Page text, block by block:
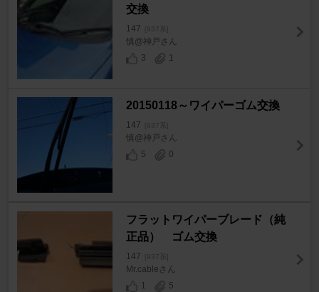
交換
147 [937系]
慎@神戸さん
3
1
20150118～ワイパーゴム交換
147 [937系]
慎@神戸さん
5
0
フラットワイパーブレード（純
正品） ゴム交換
147 [937系]
Mr.cableさん
1
5